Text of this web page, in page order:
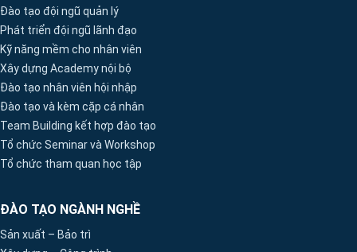
Đào tạo đội ngũ quản lý
Phát triển đội ngũ lãnh đạo
Kỹ năng mềm cho nhân viên
Xây dựng Academy nội bộ
Đào tạo nhân viên hội nhập
Đào tạo và kèm cặp cá nhân
Team Building kết hợp đào tạo
Tổ chức Seminar và Workshop
Tổ chức tham quan học tập
ĐÀO TẠO NGÀNH NGHỀ
Sản xuất – Bảo trì